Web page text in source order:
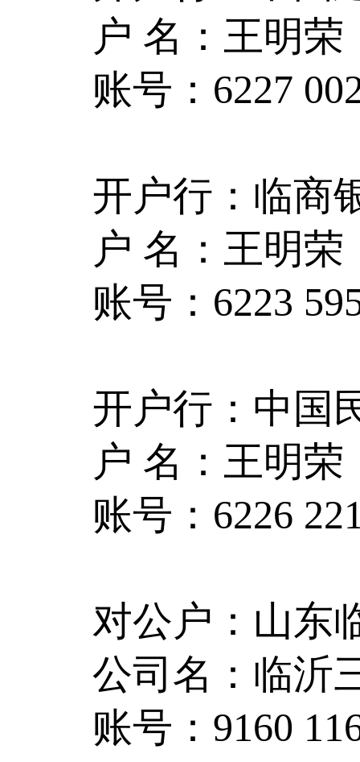
户 名：王明荣
账号：6227
开户行：临商
户 名：王明荣
账号：6223
开户行：中国
户 名：王明荣
账号：6226
对公户：山东
公司名：临沂
账号：9160